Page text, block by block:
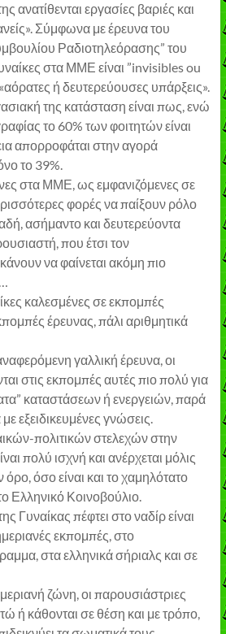
ανατίθενται εργασίες βαριές και
Σύμφωνα με έρευνα του
Ραδιοτηλεόρασης” του
στα ΜΜΕ είναι ”invisibles ou
ή δευτερεύουσες υπάρξεις».
της κατάσταση είναι πως, ενώ
το 60% των φοιτητών είναι
απορροφάται στην αγορά
το 39%.
στα ΜΜΕ, ως εμφανιζόμενες σε
φορές να παίξουν ρόλο
ασήμαντο και δευτερεύοντα
που έτσι τον
να φαίνεται ακόμη πιο
καλεσμένες σε εκπομπές
έρευνας, πάλι αριθμητικά
γαλλική έρευνα, οι
στις εκπομπές αυτές πιο πολύ για
καταστάσεων ή ενεργειών, παρά
εξειδικευμένες γνώσεις.
πολιτικών στελεχών στην
πολύ ισχνή και ανέρχεται μόλις
όσο είναι και το χαμηλότατο
Ελληνικό Κοινοβούλιο.
Γυναίκας πέφτει στο ναδίρ είναι
εκπομπές, στο
στα ελληνικά σήριαλς και σε
ζώνη, οι παρουσιάστριες
ή κάθονται σε θέση και με τρόπο,